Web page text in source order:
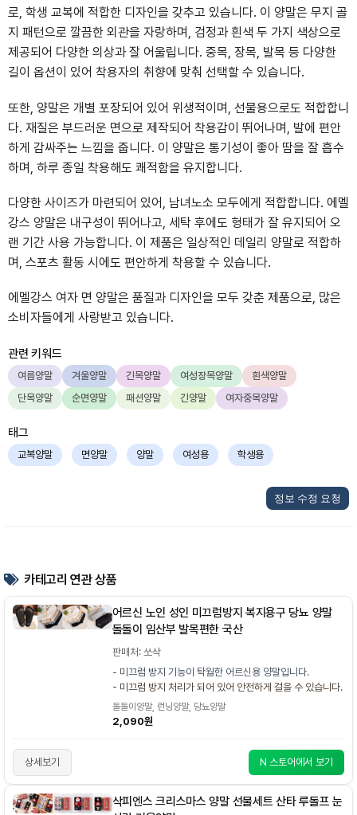
로, 학생 교복에 적합한 디자인을 갖추고 있습니다. 이 양말은 무지 골
지 패턴으로 깔끔한 외관을 자랑하며, 검정과 흰색 두 가지 색상으로
제공되어 다양한 의상과 잘 어울립니다. 중목, 장목, 발목 등 다양한
길이 옵션이 있어 착용자의 취향에 맞춰 선택할 수 있습니다.
또한, 양말은 개별 포장되어 있어 위생적이며, 선물용으로도 적합합니
다. 재질은 부드러운 면으로 제작되어 착용감이 뛰어나며, 발에 편안
하게 감싸주는 느낌을 줍니다. 이 양말은 통기성이 좋아 땀을 잘 흡수
하며, 하루 종일 착용해도 쾌적함을 유지합니다.
다양한 사이즈가 마련되어 있어, 남녀노소 모두에게 적합합니다. 에멜
강스 양말은 내구성이 뛰어나고, 세탁 후에도 형태가 잘 유지되어 오
랜 기간 사용 가능합니다. 이 제품은 일상적인 데일리 양말로 적합하
며, 스포츠 활동 시에도 편안하게 착용할 수 있습니다.
에멜강스 여자 면 양말은 품질과 디자인을 모두 갖춘 제품으로, 많은
소비자들에게 사랑받고 있습니다.
관련 키워드
여름양말 겨울양말 긴목양말 여성장목양말
흰색양말
단목양말
순면양말 패션양말 긴양말 여자중목양말
태그
교복양말 면양말 양말 여성용 학생용
정보 수정 요청
카테고리 연관 상품
어르신 노인 성인 미끄럼방지 복지용구 당뇨 양말
돌돌이 임산부 발목편한 국산
판매처: 쏘삭
- 미끄럼 방지 기능이 탁월한 어르신용 양말입니다.
- 미끄럼 방지 처리가 되어 있어 안전하게 걸을 수 있습니다.
돌돌이양말, 런닝양말, 당뇨양말
2,090원
상세보기 N 스토어에서 보기
삭피엔스 크리스마스 양말 선물세트 산타 루돌프 눈